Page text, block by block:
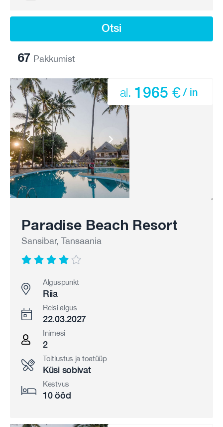
Otsi
67 Pakkumist
Paradise Beach Resort
Sansibar, Tansaania
al. 1965 € / in
Alguspunkt
Riia
Reisi algus
22.03.2027
Inimesi
2
Toitlustus ja toatüüp
Küsi sobivat
Kestvus
10 ööd